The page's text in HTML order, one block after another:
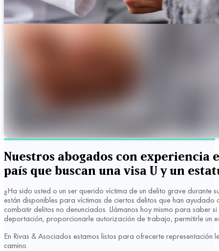
Nuestros abogados con experiencia
país que buscan una visa U y un
¿Ha sido usted o un ser querido víctima de un delito grave durante
están disponibles para víctimas de ciertos delitos que han
combatir delitos no denunciados. Llámanos hoy mismo para saber
deportación, proporcionarle autorización de trabajo, permitirle un
En Rivas & Asociados estamos listos para ofrecerte
camino.